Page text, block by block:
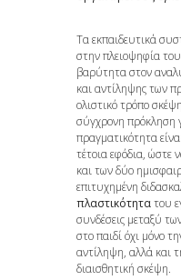
Τα εκπαιδευτικά
στην πλειοψηφία
βαρύτητα στον
και αντίληψης των
ολιστικό τρόπο
σύγχρονη πρόκληση
πραγματικότητα
τέτοια εφόδια, ώστε
και των δύο
επιτυχημένη
πλαστικότητατου
συνδέσεις μεταξύ
στο παιδί όχι μόνο
αντίληψη, αλλά και
διαισθητική σκέψη.